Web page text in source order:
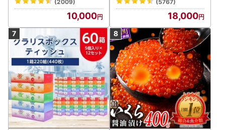
～3房（1.0kg以上）シャイ
ン フルーツ FN-Limited-S
P
(2009)
10,000
(5767)
18,000